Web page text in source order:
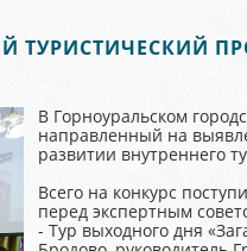
ТУРИСТИЧЕСКИЙ
В Горноуральском
направленный на
развитии внутреннего
Всего на конкурс
перед экспертным
- Тур выходного дня